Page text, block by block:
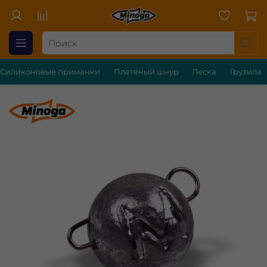
Силиконовые приманки Плетёный шнур Леска Грузила